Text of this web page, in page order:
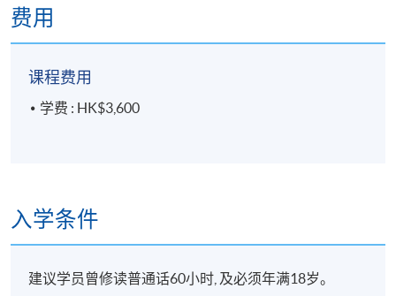
费用
课程费用
学费 : HK$3,600
入学条件
建议学员曾修读普通话60小时, 及必须年满18岁。